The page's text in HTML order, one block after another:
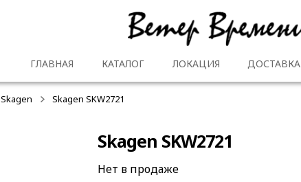
ГЛАВНАЯ КАТАЛОГ ЛОКАЦИЯ ДОСТАВКА
Skagen Skagen SKW2721
Skagen SKW2721
Нет в продаже